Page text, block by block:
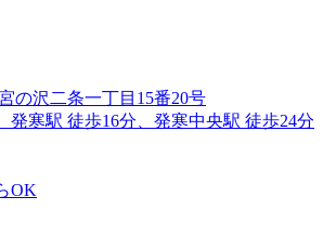
の沢二条一丁目15番20号
発寒駅 徒歩16分、発寒中央駅 徒歩24分
OK